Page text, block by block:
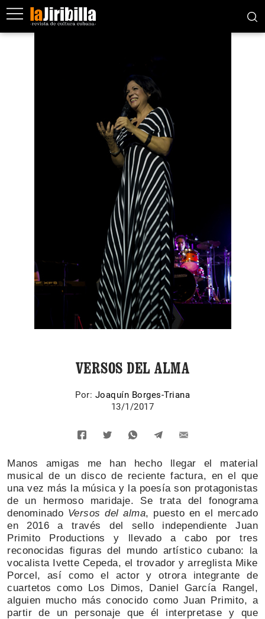
VERSOS DEL ALMA
Por: Joaquín Borges-Triana
13/1/2017
Manos amigas me han hecho llegar el material
musical de un disco de reciente factura, en el que
una vez más la música y la poesía son protagonistas
de un hermoso maridaje. Se trata del fonograma
denominado Versos del alma, puesto en el mercado
en 2016 a través del sello independiente Juan
Primito Productions y llevado a cabo por tres
reconocidas figuras del mundo artístico cubano: la
vocalista Ivette Cepeda, el trovador y arreglista Mike
Porcel, así como el actor y otrora integrante de
cuartetos como Los Dimos, Daniel García Rangel,
alguien mucho más conocido como Juan Primito, a
partir de un personaje que él interpretase y que